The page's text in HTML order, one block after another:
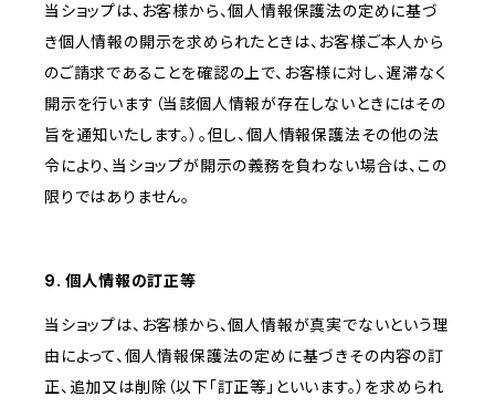
当ショップは、お客様から、個人情報保護法の定めに基づ
き個人情報の開示を求められたときは、お客様ご本人から
のご請求であることを確認の上で、お客様に対し、遅滞なく
開示を行います（当該個人情報が存在しないときにはその
旨を通知いたします。）。但し、個人情報保護法その他の法
令により、当ショップが開示の義務を負わない場合は、この
限りではありません。
9. 個人情報の訂正等
当ショップは、お客様から、個人情報が真実でないという理
由によって、個人情報保護法の定めに基づきその内容の訂
正、追加又は削除（以下「訂正等」といいます。）を求められ